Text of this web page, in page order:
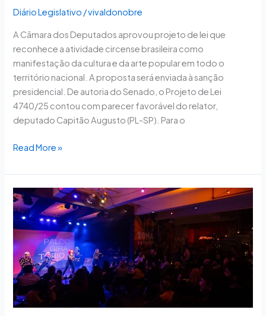
Diário Legislativo /vivaldonobre
A Câmara dos Deputados aprovou projeto de lei que
reconhece a atividade circense brasileira como
manifestação da cultura e da arte popular em todo o
território nacional. A proposta será enviada à sanção
presidencial. De autoria do Senado, o Projeto de Lei
4740/25 contou com parecer favorável do relator,
deputado Capitão Augusto (PL-SP). Para o
Read More »
Sesc
inicia
em
Porto
Alegre
a
28ª
edição
do